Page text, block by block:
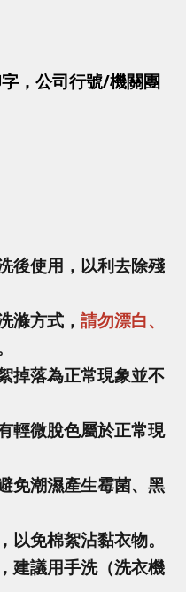
，公司行號/機關團
後使用，以利去除殘
滌方式， 請勿漂白、
掉落為正常現象並不
輕微脫色屬於正常現
免潮濕產生霉菌、黑
以免棉絮沾黏衣物。
建議用手洗（洗衣機